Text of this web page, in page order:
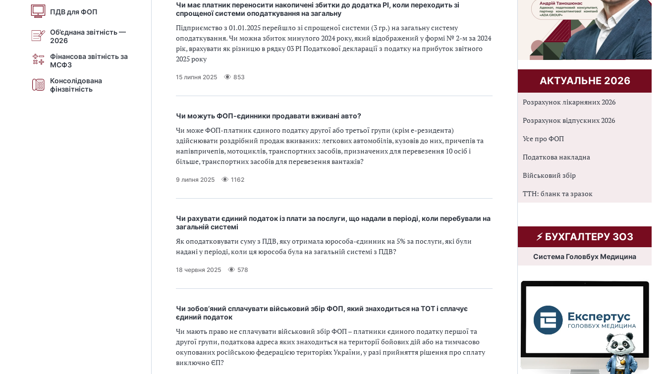
ПДВ для ФОП
Об’єднана звітність —
2026
Фінансова звітність за
МСФЗ
Консолідована
фінзвітність
Чи має платник переносити накопичені збитки до додатка РІ, коли переходить зі
спрощеної системи оподаткування на загальну
Підприємство з 01.01.2025 перейшло зі спрощеної системи (3 гр.) на загальну систему
оподаткування. Чи можна збиток минулого 2024 року, який відображений у формі № 2-м за 2024
рік, врахувати як різницю в рядку 03 РІ Податкової декларації з податку на прибуток звітного
2025 року
15 липня 2025 853
Чи можуть ФОП-єдинники продавати вживані авто?
Чи може ФОП-платник єдиного податку другої або третьої групи (крім е-резидента)
здійснювати роздрібний продаж вживаних: легкових автомобілів, кузовів до них, причепів та
напівпричепів, мотоциклів, транспортних засобів, призначених для перевезення 10 осіб i
більше, транспортних засобів для перевезення вантажів?
9 липня 2025 1162
Чи рахувати єдиний податок із плати за послуги, що надали в періоді, коли перебували на
загальній системі
Як оподатковувати суму з ПДВ, яку отримала юрособа-єдинник на 5% за послуги, які були
надані у періоді, коли ця юрособа була на загальній системі з ПДВ?
18 червня 2025 578
Чи зобов’яний сплачувати військовий збір ФОП, який знаходиться на ТОТ і сплачує
єдиний податок
Чи мають право не сплачувати військовий збір ФОП – платники єдиного податку першої та
другої групи, податкова адреса яких знаходиться на території бойових дій або на тимчасово
окупованих російською федерацією територіях України, у разі прийняття рішення про сплату
виключно ЄП?
АКТУАЛЬНЕ 2026
Розрахунок лікарняних 2026
Розрахунок відпускних 2026
Усе про ФОП
Податкова накладна
Військовий збір
ТТН: бланк та зразок
⚡️ БУХГАЛТЕРУ ЗОЗ
Система Головбух Медицина